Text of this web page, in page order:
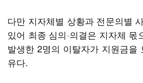
다만 지자체별 상황과 전문의별
있어 최종 심의·의결은 지자체 몫
발생한 2명의 이탈자가 지원금을
유다.